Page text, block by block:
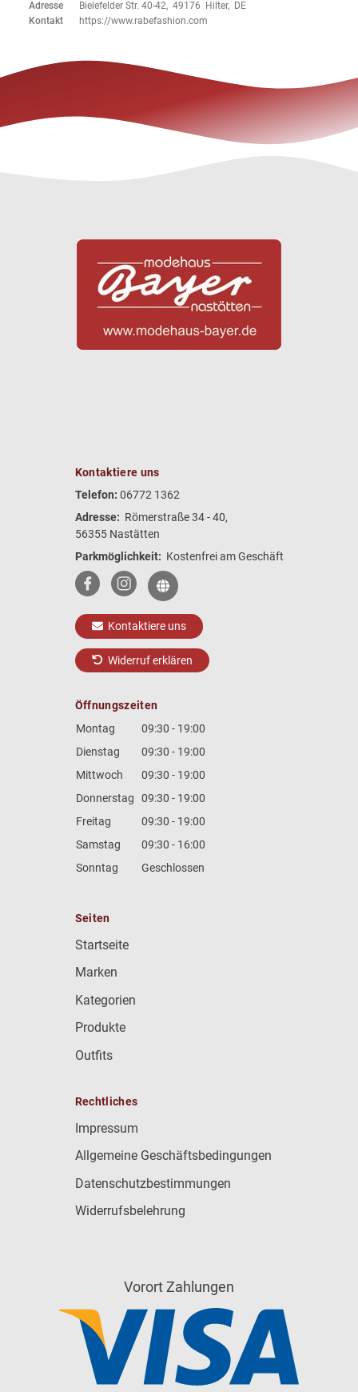
Adresse
Bielefelder Str. 40-42, 49176 Hilter, DE
Kontakt
https://www.rabefashion.com
Kontaktiere uns
Telefon: 06772 1362
Adresse: Römerstraße 34 - 40,
56355 Nastätten
Parkmöglichkeit: Kostenfrei am Geschäft
Kontaktiere uns
Widerruf erklären
Öffnungszeiten
Montag
09:30 - 19:00
Dienstag
09:30 - 19:00
Mittwoch
09:30 - 19:00
Donnerstag
09:30 - 19:00
Freitag
09:30 - 19:00
Samstag
09:30 - 16:00
Sonntag
Geschlossen
Seiten
Startseite
Marken
Kategorien
Produkte
Outfits
Rechtliches
Impressum
Allgemeine Geschäftsbedingungen
Datenschutzbestimmungen
Widerrufsbelehrung
Vorort Zahlungen